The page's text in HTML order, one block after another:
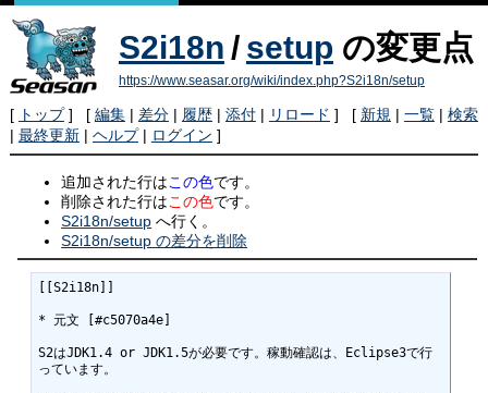
S2i18n / setup の変更点
https://www.seasar.org/wiki/index.php?S2i18n/setup
[ トップ] [ 編集| 差分| 履歴| 添付| リロード ] [ 新規 | 一覧| 検索
| 最終更新| ヘルプ| ログイン ]
追加された行はこの色です。
削除された行はこの色です。
S2i18n/setup へ行く。
S2i18n/setup の差分を削除
[[S2i18n]]
* 元文 [#c5070a4e]
S2はJDK1.4 or JDK1.5が必要です。稼動確認は、Eclipse3で行
っています。